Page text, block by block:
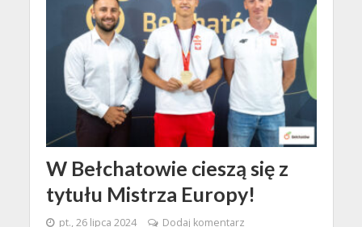
W Bełchatowie cieszą się z
tytułu Mistrza Europy!
pt., 26 lipca 2024 Dodaj komentarz